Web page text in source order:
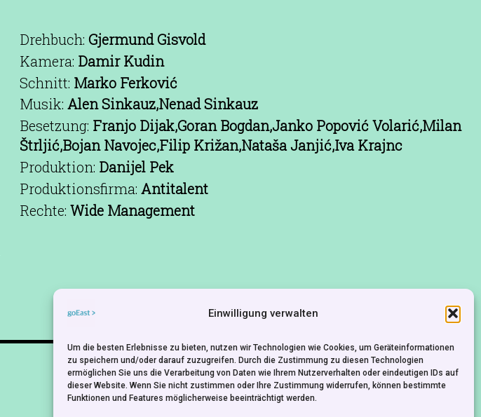
Einwilligung verwalten
Um die besten Erlebnisse zu bieten, nutzen wir Technologien wie Cookies, um Geräteinformationen
zu speichern und/oder darauf zuzugreifen. Durch die Zustimmung zu diesen Technologien
ermöglichen Sie uns die Verarbeitung von Daten wie Ihrem Nutzerverhalten oder eindeutigen IDs auf
dieser Website. Wenn Sie nicht zustimmen oder Ihre Zustimmung widerrufen, können bestimmte
Funktionen und Features möglicherweise beeinträchtigt werden.
Drehbuch: Gjermund Gisvold
Kamera: Damir Kudin
Schnitt: Marko Ferković
Musik: Alen Sinkauz,Nenad Sinkauz
Besetzung: Franjo Dijak,Goran Bogdan,Janko Popović Volarić,Milan
Štrljić,Bojan Navojec,Filip Križan,Nataša Janjić,Iva Krajnc
Produktion: Danijel Pek
Produktionsfirma: Antitalent
Rechte: Wide Management
NEWSLETTER KONTAKT IMPRESSUM DATENSCHUTZ